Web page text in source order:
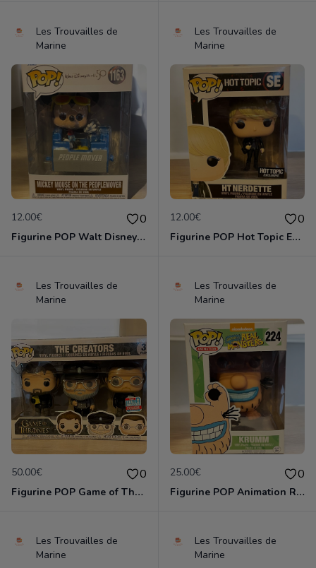
Les Trouvailles de
Marine
12.00€ 0
Figurine POP Walt Disney World 1163 Mickey Mouse on the people mover neuve non deboxee
Les Trouvailles de
Marine
12.00€ 0
Figurine POP Hot Topic Exclusive SE Ht Nerdette neuve non deboxee
Les Trouvailles de
Marine
50.00€ 0
Figurine POP Game of Thrones The Creators 3 pack The Fall Convention Exclusive neuve non deboxee
Les Trouvailles de
Marine
25.00€ 0
Figurine POP Animation Real Monsters de Nickelodeon - 224 Krumm neuve non deboxee
Les Trouvailles de
Marine
Les Trouvailles de
Marine